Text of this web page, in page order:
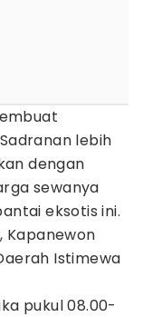
lebih
dengan
sewanya
eksotis ini.
Kapanewon
Istimewa
pukul 08.00-